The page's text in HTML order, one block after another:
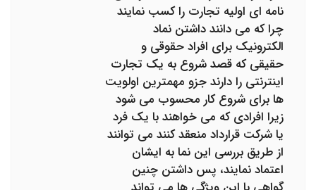
نامه ای اولیه تجارت را کسب نمایند
چرا که می دانند داشتن نماد
الکترونیک برای افراد حقوقی و
حقیقی که قصد شروع به یک تجارت
اینترنتی را دارند جزو مهمترین اولویت
ها برای شروع کار محسوب می شود
زیرا افرادی که می خواهند با یک فرد
یا شرکت قرارداد منعقد کنند می توانند
از طریق بررسی این نما به ایشان
اعتماد نمایند، پس داشتن چنین